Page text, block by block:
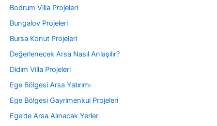
Bodrum Villa Projeleri
Bungalov Projeleri
Bursa Konut Projeleri
Değerlenecek Arsa Nasıl Anlaşılır?
Didim Villa Projeleri
Ege Bölgesi Arsa Yatırımı
Ege Bölgesi Gayrimenkul Projeleri
Ege’de Arsa Alınacak Yerler